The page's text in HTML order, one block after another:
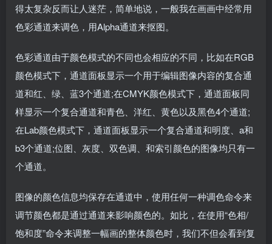
得太复杂反而让人迷茫，简单地说，一般我在画画中经常用
色彩通道来调色，用Alpha通道来抠图。
色彩通道由于颜色模式的不同也会相应的不同，比如在RGB
颜色模式下，通道面板显示一个用于编辑图像内容的复合通
道和红、绿、蓝3个通道;在CMYK颜色模式下，通道面板同
样显示一个复合通道和青色、洋红、黄色以及黑色4个通道;
在Lab颜色模式下，通道面板显示一个复合通道和明度、a和
b3个通道;位图、灰度、双色调、和索引颜色的图像均只有一
个通道。
图像的颜色信息均保存在通道中，使用任何一种调色命令来
调节颜色都是通过通道来影响颜色的。如比，在使用“色相/
饱和度”命令来调整一幅画的整体颜色时，我们不但会看到复